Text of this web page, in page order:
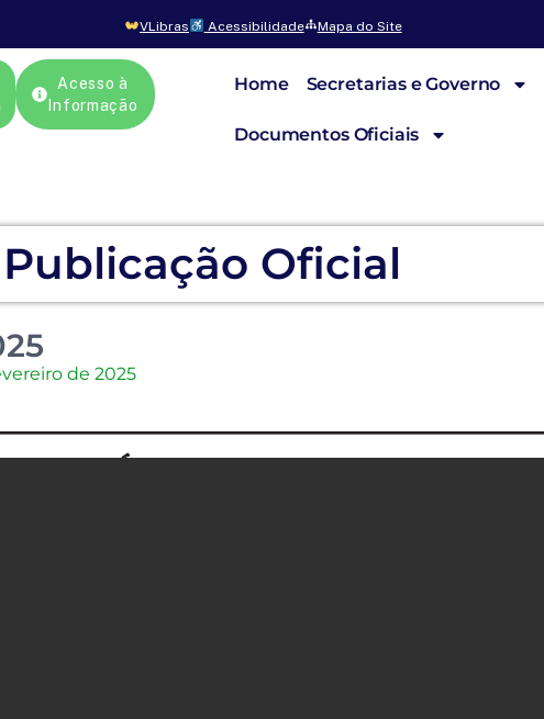
VLibras Acessibilidade Mapa do Site
Acesso à
Informação
Home Secretarias e Governo
Documentos Oficiais
Publicação Oficial
de 2025